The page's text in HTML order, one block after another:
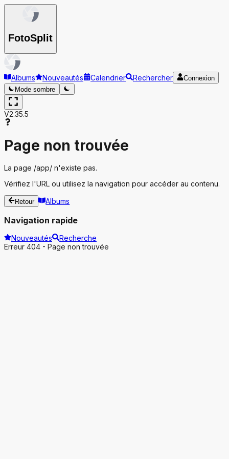
FotoSplit
Albums Nouveautés Calendrier Rechercher
Connexion
Mode sombre
V2.35.5
Page non trouvée
La page /app/ n'existe pas.
Vérifiez l'URL ou utilisez la navigation pour accéder au contenu.
Retour Albums
Navigation rapide
Nouveautés
Recherche
Erreur 404 - Page non trouvée